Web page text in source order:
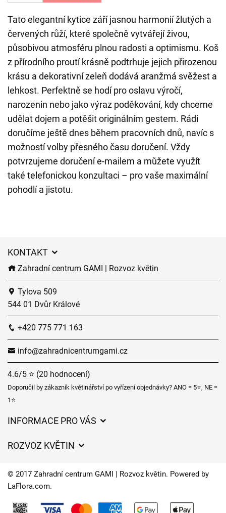
Tato elegantní kytice září jasnou harmonií žlutých a
červených růží, které společně vytvářejí živou,
působivou atmosféru plnou radosti a optimismu. Koš
z přírodního proutí krásně podtrhuje jejich přirozenou
krásu a dekorativní zeleň dodává aranžmá svěžest a
lehkost. Perfektně se hodí pro oslavu výročí,
narozenin nebo jako výraz poděkování, kdy chceme
udělat dojem a potěšit originálním gestem. Rádi
doručíme ještě dnes během pracovních dnů, navíc s
možností volby přesného času doručení. Vždy
potvrzujeme doručení e-mailem a můžete využít
také telefonickou konzultaci – pro vaše maximální
pohodlí a jistotu.
KONTAKT
Zahradní centrum GAMI | Rozvoz květin
Tylova 509
544 01 Dvůr Králové
+420 775 771 163
info@zahradnicentrumgami.cz
4.6/5 ⭐ (20 hodnocení)
Doporučil by zákazník květinářství po vyřízení objednávky? ANO = 5⭐, NE =
1⭐
INFORMACE PRO VÁS
Často kladené dotazy
O nás
Časy doručení květin – přehled možností
ROZVOZ KVĚTIN
Kam doručujeme květiny
© 2017 Zahradní centrum GAMI | Rozvoz květin. Powered by
LaFlora.com.